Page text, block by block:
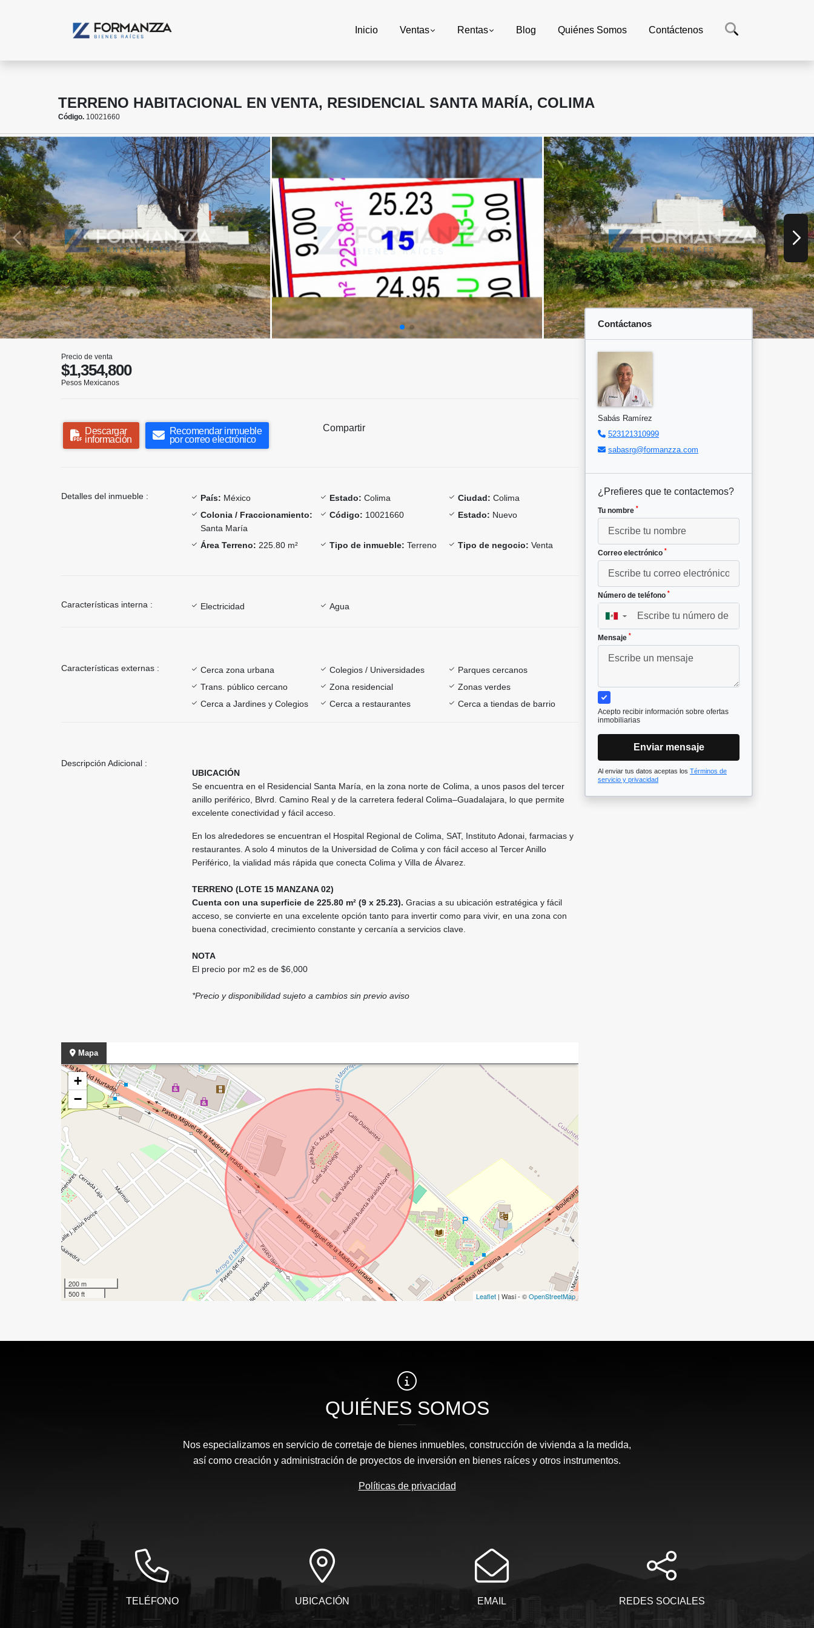
Inicio Ventas Rentas Blog Quiénes Somos Contáctenos
TERRENO HABITACIONAL EN VENTA, RESIDENCIAL SANTA MARÍA, COLIMA
Código. 10021660
Precio de venta
$1,354,800
Pesos Mexicanos
Descargar
información
Recomendar inmueble
por correo electrónico
Compartir
Detalles del inmueble : País: México Estado: Colima Ciudad: Colima
Colonia / Fraccionamiento:
Santa María
Código: 10021660 Estado: Nuevo
Área Terreno: 225.80 m² Tipo de inmueble: Terreno Tipo de negocio: Venta
Características interna : Electricidad Agua
Características externas : Cerca zona urbana Colegios / Universidades
Parques cercanos
Trans. público cercano
Zona residencial
Zonas verdes
Cerca a Jardines y Colegios
Cerca a restaurantes Cerca a tiendas de barrio
Descripción Adicional :
UBICACIÓN
Se encuentra en el Residencial Santa María, en la zona norte de Colima, a unos pasos del tercer
anillo periférico, Blvrd. Camino Real y de la carretera federal Colima–Guadalajara, lo que permite
excelente conectividad y fácil acceso.
En los alrededores se encuentran el Hospital Regional de Colima, SAT, Instituto Adonai, farmacias y
restaurantes. A solo 4 minutos de la Universidad de Colima y con fácil acceso al Tercer Anillo
Periférico, la vialidad más rápida que conecta Colima y Villa de Álvarez.
TERRENO (LOTE 15 MANZANA 02)
Cuenta con una superficie de 225.80 m² (9 x 25.23). Gracias a su ubicación estratégica y fácil
acceso, se convierte en una excelente opción tanto para invertir como para vivir, en una zona con
buena conectividad, crecimiento constante y cercanía a servicios clave.
NOTA
El precio por m2 es de $6,000
*Precio y disponibilidad sujeto a cambios sin previo aviso
Mapa
+
−
200 m
500 ft
Leaflet | Wasi - ©OpenStreetMap
Contáctanos
Sabás Ramírez
523121310999
sabasrg@formanzza.com
¿Prefieres que te contactemos?
Tu nombre *
Correo electrónico *
Número de teléfono *
▼
Mensaje *
Acepto recibir información sobre ofertas
inmobiliarias
Enviar mensaje
Al enviar tus datos aceptas los Términos de
servicio y privacidad
QUIÉNES SOMOS
Nos especializamos en servicio de corretaje de bienes inmuebles, construcción de vivienda a la medida,
así como creación y administración de proyectos de inversión en bienes raíces y otros instrumentos.
Políticas de privacidad
TELÉFONO UBICACIÓN EMAIL REDES SOCIALES